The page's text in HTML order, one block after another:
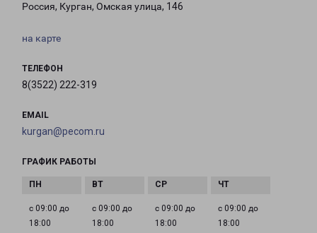
Россия, Курган, Омская улица, 146
на карте
ТЕЛЕФОН
8(3522) 222-319
EMAIL
kurgan@pecom.ru
ГРАФИК РАБОТЫ
с 09:00 до
18:00
с 09:00 до
18:00
с 09:00 до
18:00
с 09:00 до
18:00